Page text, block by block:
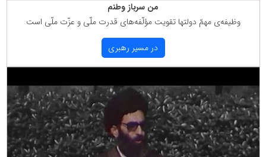
من سرباز وطنم
وظیفه‌ی مهمّ دولتها تقویت مؤلّفه‌های قدرت ملّی و عزّت ملّی است
در مسیر رهبری